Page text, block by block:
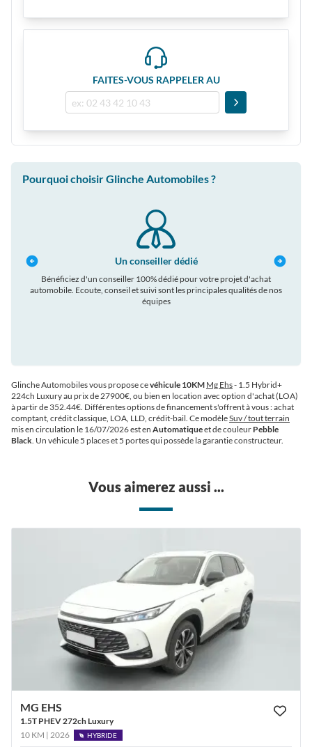
FAITES-VOUS RAPPELER AU
Pourquoi choisir Glinche Automobiles ?
Un conseiller dédié
Bénéficiez d'un conseiller 100% dédié pour votre projet d'achat
automobile. Ecoute, conseil et suivi sont les principales qualités de nos
équipes
Glinche Automobiles vous propose cevéhicule 10KM Mg Ehs- 1.5 Hybrid+
224ch Luxury au prix de 27900€, ou bien en location avec option d'achat (LOA)
à partir de 352.44€. Différentes options de financement s'offrent à vous : achat
comptant, crédit classique, LOA, LLD, crédit-bail. Ce modèleSuv / tout terrain
mis en circulation le 16/07/2026 est en Automatiqueet de couleur Pebble
Black. Un véhicule 5 places et 5 portes qui possède la garantie constructeur.
Vous aimerez aussi ...
MG EHS
1.5T PHEV 272ch Luxury
10 KM | 2026
HYBRIDE